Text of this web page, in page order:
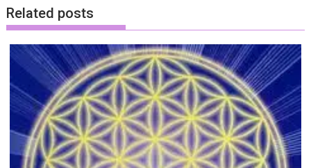
Related posts